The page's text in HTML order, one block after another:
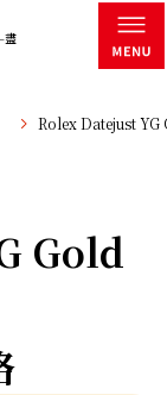
盡
Rolex Datejust YG
Gold